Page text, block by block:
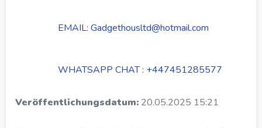
EMAIL: Gadgethousltd@hotmail.com
WHATSAPP CHAT : +447451285577
Veröffentlichungsdatum: 20.05.2025 15:21